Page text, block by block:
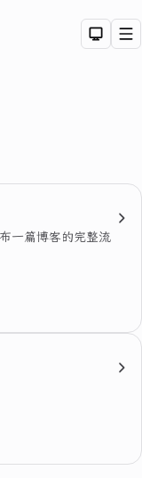
Dark
一篇博客的完整流